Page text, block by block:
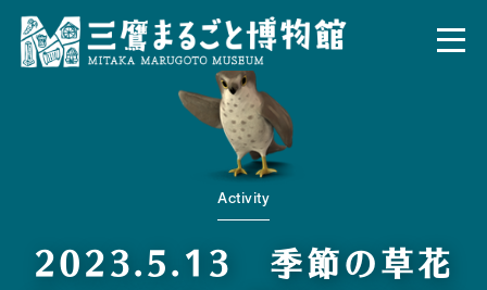
Activity
2023.5.13 季節の草花